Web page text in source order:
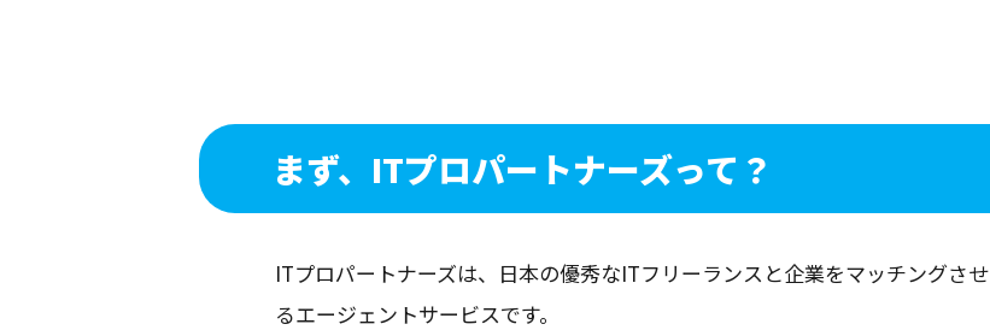
まず、ITプロパートナーズって？
ITプロパートナーズは、日本の優秀なITフリーランスと企業をマッチングさせ
るエージェントサービスです。